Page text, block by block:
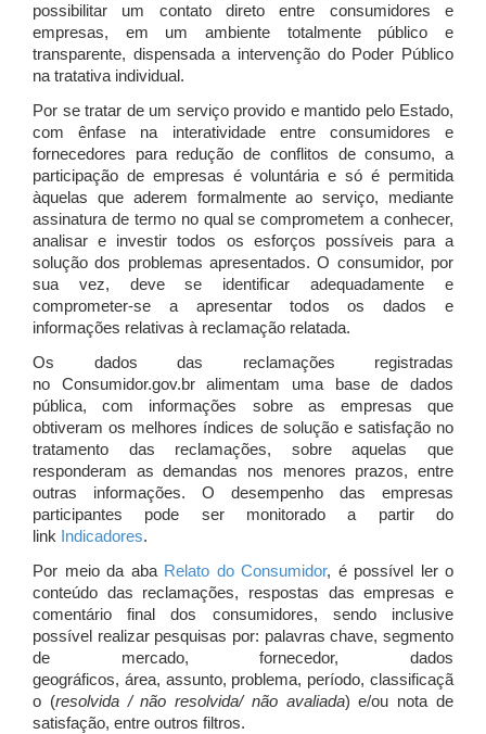
possibilitar um contato direto entre consumidores e
empresas, em um ambiente totalmente público e
transparente, dispensada a intervenção do Poder Público
na tratativa individual.
Por se tratar de um serviço provido e mantido pelo Estado,
com ênfase na interatividade entre consumidores e
fornecedores para redução de conflitos de consumo, a
participação de empresas é voluntária e só é permitida
àquelas que aderem formalmente ao serviço, mediante
assinatura de termo no qual se comprometem a conhecer,
analisar e investir todos os esforços possíveis para a
solução dos problemas apresentados. O consumidor, por
sua vez, deve se identificar adequadamente e
comprometer-se a apresentar todos os dados e
informações relativas à reclamação relatada.
Os dados das reclamações registradas
no Consumidor.gov.br alimentam uma base de dados
pública, com informações sobre as empresas que
obtiveram os melhores índices de solução e satisfação no
tratamento das reclamações, sobre aquelas que
responderam as demandas nos menores prazos, entre
outras informações. O desempenho das empresas
participantes pode ser monitorado a partir do
link Indicadores.
Por meio da aba Relato do Consumidor, é possível ler o
conteúdo das reclamações, respostas das empresas e
comentário final dos consumidores, sendo inclusive
possível realizar pesquisas por: palavras chave, segmento
de mercado, fornecedor, dados
geográficos, área, assunto, problema, período, classificaçã
o (resolvida / não resolvida/ não avaliada) e/ou nota de
satisfação, entre outros filtros.